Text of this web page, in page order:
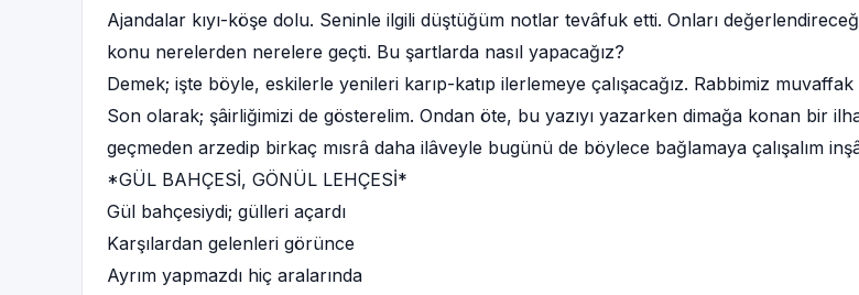
Ajandalar kıyı-köşe dolu. Seninle ilgili düştüğüm notlar tevâfuk etti. Onları
konu nerelerden nerelere geçti. Bu şartlarda nasıl yapacağız?
Demek; işte böyle, eskilerle yenileri karıp-katıp ilerlemeye çalışacağız. Rabbimiz muvaffak
Son olarak; şâirliğimizi de gösterelim. Ondan öte, bu yazıyı yazarken dimağa konan bir
geçmeden arzedip birkaç mısrâ daha ilâveyle bugünü de böylece bağlamaya çalışalım
*GÜL BAHÇESİ, GÖNÜL LEHÇESİ*
Gül bahçesiydi; gülleri açardı
Karşılardan gelenleri görünce
Ayrım yapmazdı hiç aralarında